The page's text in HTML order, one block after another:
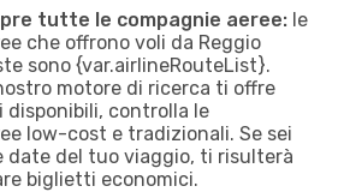
tutte le compagnie aeree: le
che offrono voli da Reggio
sono {​var.airlineRouteList}.
motore di ricerca ti offre
disponibili, controlla le
low-cost e tradizionali. Se sei
date del tuo viaggio, ti risulterà
biglietti economici.